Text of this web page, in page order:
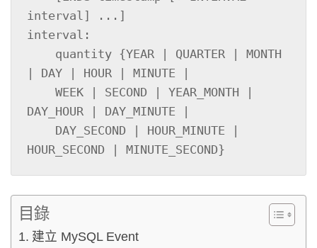
interval] ...]
interval:
| DAY | HOUR | MINUTE |
DAY_HOUR | DAY_MINUTE |
HOUR_SECOND | MINUTE_SECOND}
目錄
建立 MySQL Event